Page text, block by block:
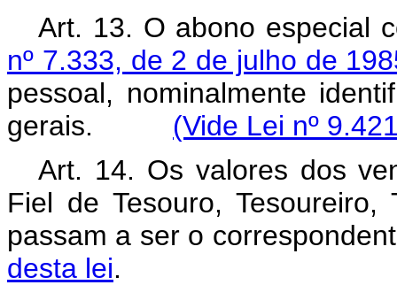
Art. 13. O abono especial
nº 7.333, de 2 de julho de
pessoal, nominalmente
gerais. (Vide Lei nº
Art. 14. Os valores dos
Fiel de Tesouro,
passam a ser o
desta lei.